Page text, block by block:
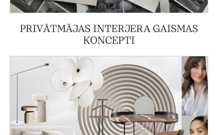
PRIVĀTMĀJAS INTERJERA GAISMAS
KONCEPTI